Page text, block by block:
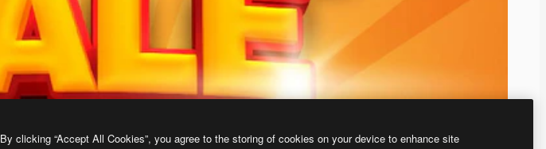
By clicking “Accept All Cookies”, you agree to the storing of cookies on your device to enhance site